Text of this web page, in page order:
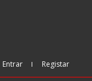
Entrar Registar